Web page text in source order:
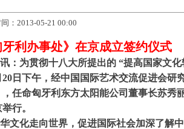
利办事处》在京成立签约仪式
：为贯彻十八大所提出的 “提高国家文
日下午，经中国国际艺术交流促进会研
任命匈牙利东方太阳能公司董事长苏秀
行。
文化走向世界，促进国际社会加深了解
： 2013-05-21 00:00